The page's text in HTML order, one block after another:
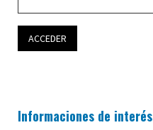
Informaciones de interés